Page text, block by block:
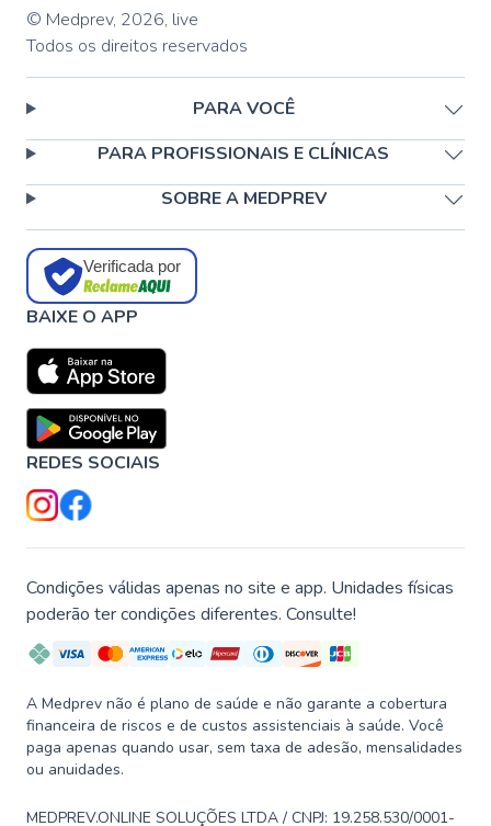
© Medprev, 2026, live
Todos os direitos reservados
PARA VOCÊ
PARA PROFISSIONAIS E CLÍNICAS
SOBRE A MEDPREV
Verificada por
BAIXE O APP
REDES SOCIAIS
Condições válidas apenas no site e app. Unidades físicas
poderão ter condições diferentes. Consulte!
A Medprev não é plano de saúde e não garante a cobertura
financeira de riscos e de custos assistenciais à saúde. Você
paga apenas quando usar, sem taxa de adesão, mensalidades
ou anuidades.
MEDPREV.ONLINE SOLUÇÕES LTDA / CNPJ: 19.258.530/0001-